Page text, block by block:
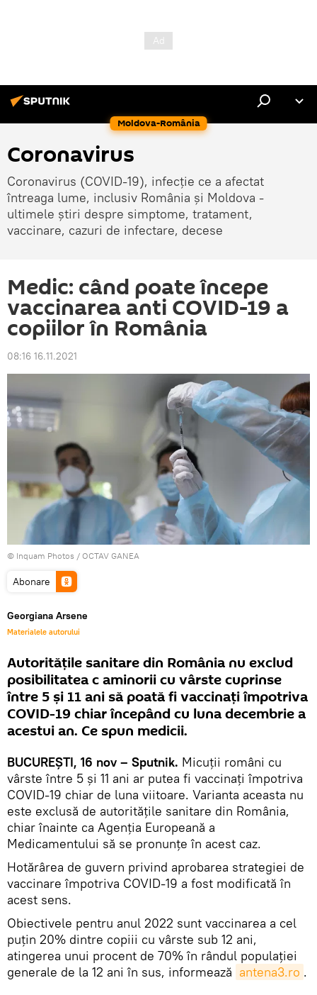
Moldova-România
Coronavirus
Coronavirus (COVID-19), infecție ce a afectat
întreaga lume, inclusiv România și Moldova -
ultimele știri despre simptome, tratament,
vaccinare, cazuri de infectare, decese
Medic: când poate începe
vaccinarea anti COVID-19 a
copiilor în România
08:16 16.11.2021
© Inquam Photos / OCTAV GANEA
Abonare
Georgiana Arsene
Materialele autorului
Autoritățile sanitare din România nu exclud
posibilitatea c aminorii cu vârste cuprinse
între 5 și 11 ani să poată fi vaccinați împotriva
COVID-19 chiar începând cu luna decembrie a
acestui an. Ce spun medicii.
BUCUREȘTI, 16 nov – Sputnik. Micuții români cu
vârste între 5 și 11 ani ar putea fi vaccinați împotriva
COVID-19 chiar de luna viitoare. Varianta aceasta nu
este exclusă de autoritățile sanitare din România,
chiar înainte ca Agenția Europeană a
Medicamentului să se pronunțe în acest caz.
Hotărârea de guvern privind aprobarea strategiei de
vaccinare împotriva COVID-19 a fost modificată în
acest sens.
Obiectivele pentru anul 2022 sunt vaccinarea a cel
puţin 20% dintre copiii cu vârste sub 12 ani,
atingerea unui procent de 70% în rândul populaţiei
generale de la 12 ani în sus, informează antena3.ro .